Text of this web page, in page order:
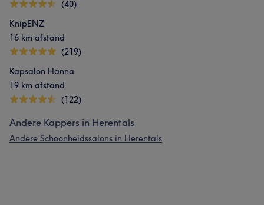
(40)
KnipENZ
16 km afstand
(219)
Kapsalon Hanna
19 km afstand
(122)
Andere Kappers in Herentals
Andere Schoonheidssalons in Herentals